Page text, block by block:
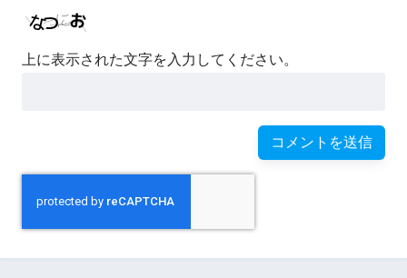
上に表示された文字を入力してください。